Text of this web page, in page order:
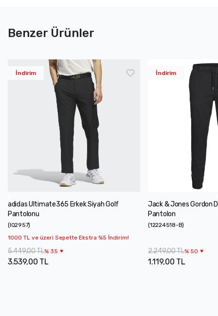
Benzer Ürünler
İndirim
adidas Ultimate365 Erkek Siyah Golf
Pantolonu
(IQ2957)
1000 TL ve üzeri Sepette Ekstra %5 İndirim!
5.449,00 TL% 35
3.539,00 TL
İndirim
Jack & Jones Gordon
Pantolon
(12224518-B)
2.249,00 TL% 50
1.119,00 TL